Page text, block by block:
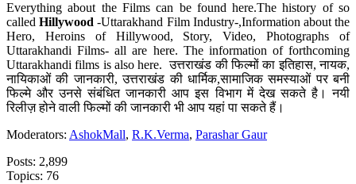
Everything about the Films can be found here.The history of so
calledHillywood-Uttarakhand Film Industry-,Information about the
Hero, Heroins of Hillywood, Story, Video, Photographs of
Uttarakhandi Films- all are here. The information of forthcoming
Uttarakhandi films is also here. उत्तराखंड की फिल्मों का इतिहास, नायक,
नायिकाओं की जानकारी, उत्तराखंड की धार्मिक,सामाजिक समस्याओं पर बनी
फिल्मे और उनसे संबंधित जानकारी आप इस विभाग में देख सकते है। नयी
रिलीज़ होने वाली फिल्मों की जानकारी भी आप यहां पा सकते हैं।
Moderators: AshokMall, R.K.Verma, Parashar Gaur
Posts: 2,899
Topics: 76